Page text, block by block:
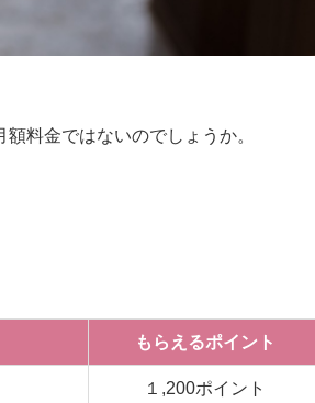
料金ではないのでしょうか。
もらえるポイント
１,200ポイント